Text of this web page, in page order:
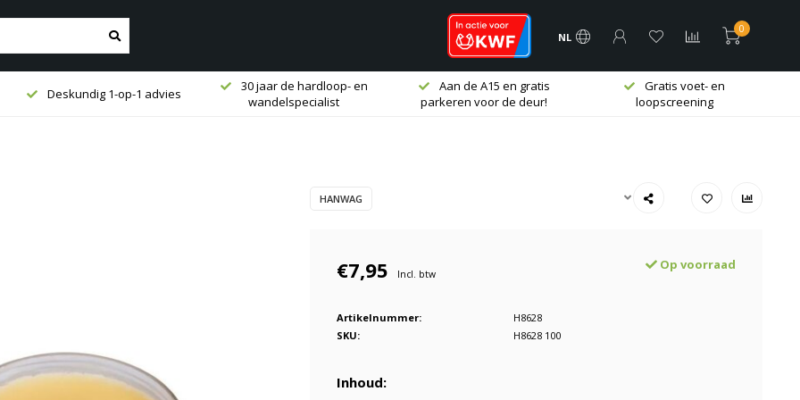
NL
0
Deskundig 1-op-1 advies
30 jaar de hardloop- en
wandelspecialist
Aan de A15 en gratis
parkeren voor de deur!
Gratis voet- en
loopscreening
HANWAG
€7,95 Incl. btw
Op voorraad
Artikelnummer:
H8628
SKU:
H8628 100
Inhoud: